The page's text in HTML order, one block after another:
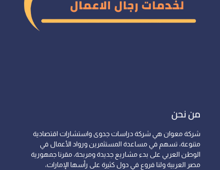
من نحن
شركة معوان هي شركة دراسات جدوى واستشارات اقتصادية
متنوعة، تسهم في مساعدة المستثمرين ورواد الأعمال في
الوطن العربي على بدء مشاريع جديدة ومربحة، مقرنا جمهورية
مصر العربية ولنا فروع في دول كثيرة على رأسها الإمارات،